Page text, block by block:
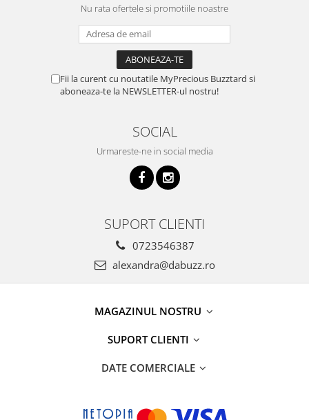
Nu rata ofertele si promotiile noastre
Fii la curent cu noutatile MyPrecious Buzztard si
aboneaza-te la NEWSLETTER-ul nostru!
SOCIAL
Urmareste-ne in social media
SUPORT CLIENTI
0723546387
alexandra@dabuzz.ro
MAGAZINUL NOSTRU
SUPORT CLIENTI
DATE COMERCIALE